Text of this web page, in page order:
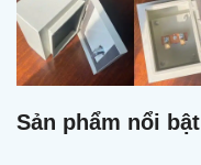
Sản phẩm nổi bật